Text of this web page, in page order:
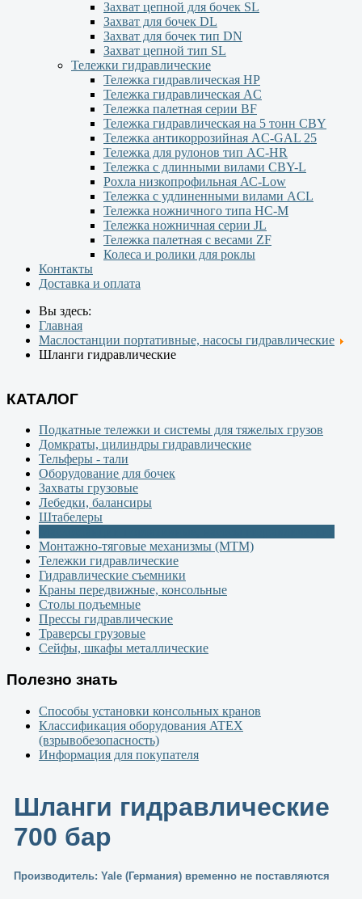
Захват цепной для бочек SL
Захват для бочек DL
Захват для бочек тип DN
Захват цепной тип SL
Тележки гидравлические
Тележка гидравлическая НР
Тележка гидравлическая AC
Тележка палетная серии ВF
Тележка гидравлическая на 5 тонн CBY
Тележка антикоррозийная AC-GAL 25
Тележка для рулонов тип AC-HR
Тележка с длинными вилами CBY-L
Рохла низкопрофильная АС-Low
Тележка с удлиненными вилами АCL
Тележка ножничного типа HC-M
Тележка ножничная серии JL
Тележка палетная с весами ZF
Колеса и ролики для роклы
Контакты
Доставка и оплата
Вы здесь:
Главная
Маслостанции портативные, насосы гидравлические
Шланги гидравлические
КАТАЛОГ
Подкатные тележки и системы для тяжелых грузов
Домкраты, цилиндры гидравлические
Тельферы - тали
Оборудование для бочек
Захваты грузовые
Лебедки, балансиры
Штабелеры
Монтажно-тяговые механизмы (МТМ)
Тележки гидравлические
Гидравлические съемники
Краны передвижные, консольные
Столы подъемные
Прессы гидравлические
Траверсы грузовые
Сейфы, шкафы металлические
Полезно знать
Способы установки консольных кранов
Классификация оборудования ATEX
(взрывобезопасность)
Информация для покупателя
Шланги гидравлические
700 бар
Производитель: Yale (Германия) временно не поставляются